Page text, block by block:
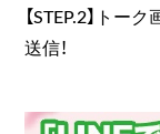
【STEP.2】トー
送信！